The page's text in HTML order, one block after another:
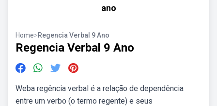
ano
Home>Regencia Verbal 9 Ano
Regencia Verbal 9 Ano
Weba regência verbal é a relação de dependência
entre um verbo (o termo regente) e seus